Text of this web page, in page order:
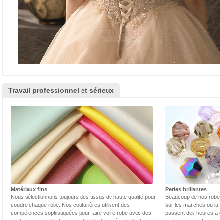
Travail professionnel et sérieux
Matériaux fins
Nous sélectionnons toujours des tissus de haute qualité pour
coudre chaque robe. Nos couturières utilisent des
compétences sophistiquées pour faire votre robe avec des
Perles brillantes
Beaucoup de nos
sur les manches ou la
passent des heures à